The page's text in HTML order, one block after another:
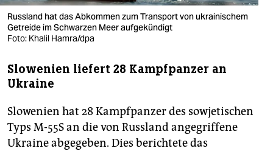
verlag
veranstaltungen
shop
fragen & hilfe
unterstützen
abo
Russland hat das Abkommen zum Transport von ukrainischem
Getreide im Schwarzen Meer aufgekündigt
Foto: Khalil Hamra/dpa
Slowenien liefert 28 Kampfpanzer an
Ukraine
Slowenien hat 28 Kampfpanzer des sowjetischen
Typs M-55S an die von Russland angegriffene
Ukraine abgegeben. Dies berichtete das